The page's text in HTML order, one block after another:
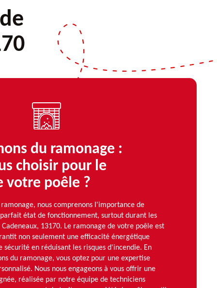
du ramonage :
choisir pour le
votre poêle ?
ramonage, nous comprenons l'importance de
état de fonctionnement, surtout durant les
13170. Le ramonage de votre poêle est
non seulement une efficacité énergétique
sécurité en réduisant les risques d'incendie. En
du ramonage, vous optez pour une expertise
Nous nous engageons à vous offrir une
réalisée par notre équipe de techniciens